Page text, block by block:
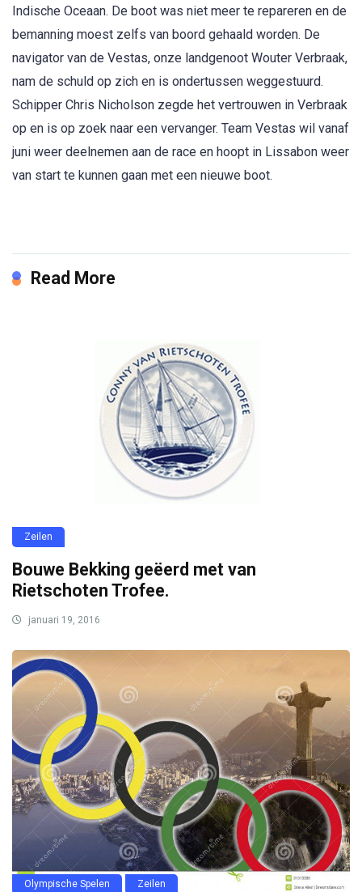
Indische Oceaan. De boot was niet meer te repareren en de
bemanning moest zelfs van boord gehaald worden. De
navigator van de Vestas, onze landgenoot Wouter Verbraak,
nam de schuld op zich en is ondertussen weggestuurd.
Schipper Chris Nicholson zegde het vertrouwen in Verbraak
op en is op zoek naar een vervanger. Team Vestas wil vanaf
juni weer deelnemen aan de race en hoopt in Lissabon weer
van start te kunnen gaan met een nieuwe boot.
Read More
Zeilen
Bouwe Bekking geëerd met van
Rietschoten Trofee.
januari 19, 2016
Olympische Spelen Zeilen